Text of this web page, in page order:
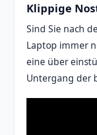
Klippige
Sind Sie nach
Laptop immer
eine über
Untergang der